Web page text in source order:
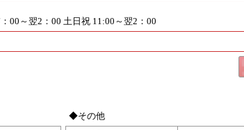
00～翌2：00 土日祝 11:00～翌2：00
◆その他